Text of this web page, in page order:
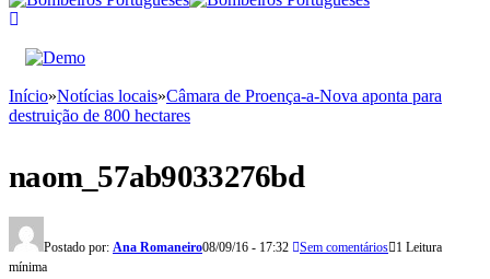
Início»Notícias locais»Câmara de Proença-a-Nova aponta para
destruição de 800 hectares
naom_57ab9033276bd
Postado por: Ana Romaneiro08/09/16 - 17:32 Sem comentários 1 Leitura
mínima